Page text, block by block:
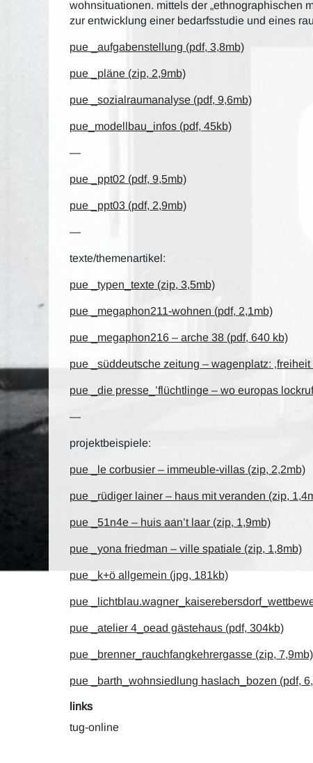
wohnsituationen. mittels der „ethnographischen
zur entwicklung einer bedarfsstudie und eines
pue _aufgabenstellung (pdf, 3,8mb)
pue _pläne (zip, 2,9mb)
pue _sozialraumanalyse (pdf, 9,6mb)
pue_modellbau_infos (pdf, 45kb)
—
pue _ppt02 (pdf, 9,5mb)
pue _ppt03 (pdf, 2,9mb)
—
texte/themenartikel:
pue _typen_texte (zip, 3,5mb)
pue _megaphon211-wohnen (pdf, 2,1mb)
pue _megaphon216 – arche 38 (pdf, 640 kb)
pue _süddeutsche zeitung – wagenplatz: ‚freiheit
pue _die presse_’flüchtlinge – wo europas
—
projektbeispiele:
pue _le corbusier – immeuble-villas (zip, 2,2mb)
pue _rüdiger lainer – haus mit veranden (zip,
pue _51n4e – huis aan’t laar (zip, 1,9mb)
pue _yona friedman – ville spatiale (zip, 1,8mb)
pue _k+ö allgemein (jpg, 181kb)
pue
pue _atelier 4_oead gästehaus (pdf, 304kb)
pue _brenner_rauchfangkehrergasse (zip, 7,9mb)
pue _barth_wohnsiedlung haslach_bozen (pdf,
links
tug-online